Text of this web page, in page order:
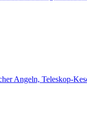
Angeln, Teleskop-